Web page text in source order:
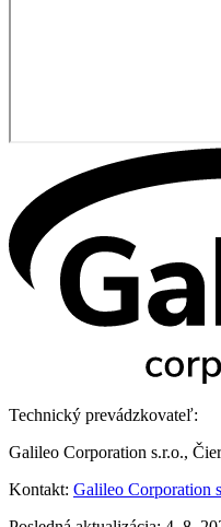
Technický prevádzkovateľ:
Galileo Corporation s.r.o.,
Kontakt: Galileo Corporation